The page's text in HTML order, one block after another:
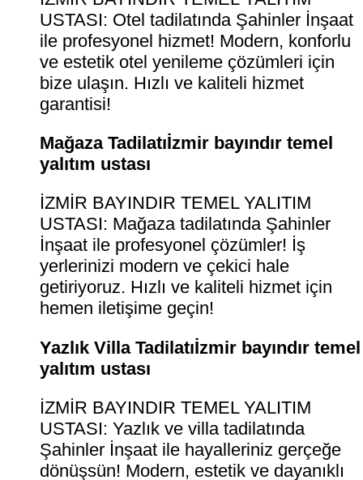
USTASI: Otel tadilatında Şahinler İnşaat
ile profesyonel hizmet! Modern, konforlu
ve estetik otel yenileme çözümleri için
bize ulaşın. Hızlı ve kaliteli hizmet
garantisi!
Mağaza Tadilatıİzmir bayındır temel
yalıtım ustası
İZMİR BAYINDIR TEMEL YALITIM
USTASI: Mağaza tadilatında Şahinler
İnşaat ile profesyonel çözümler! İş
yerlerinizi modern ve çekici hale
getiriyoruz. Hızlı ve kaliteli hizmet için
hemen iletişime geçin!
Yazlık Villa Tadilatıİzmir bayındır temel
yalıtım ustası
İZMİR BAYINDIR TEMEL YALITIM
USTASI: Yazlık ve villa tadilatında
Şahinler İnşaat ile hayalleriniz gerçeğe
dönüşsün! Modern, estetik ve dayanıklı